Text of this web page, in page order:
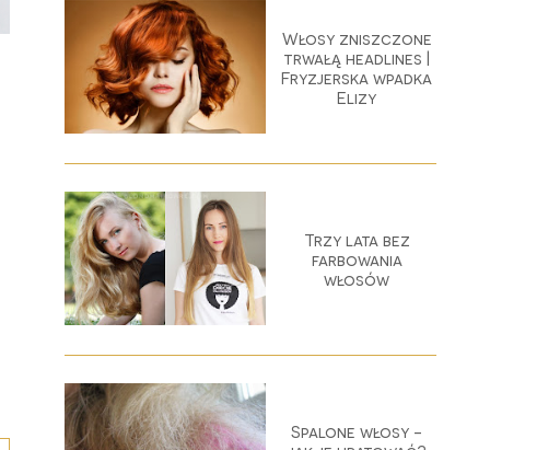
Włosy zniszczone
trwałą headlines |
Fryzjerska wpadka
Elizy
Trzy lata bez
farbowania
włosów
Spalone włosy -